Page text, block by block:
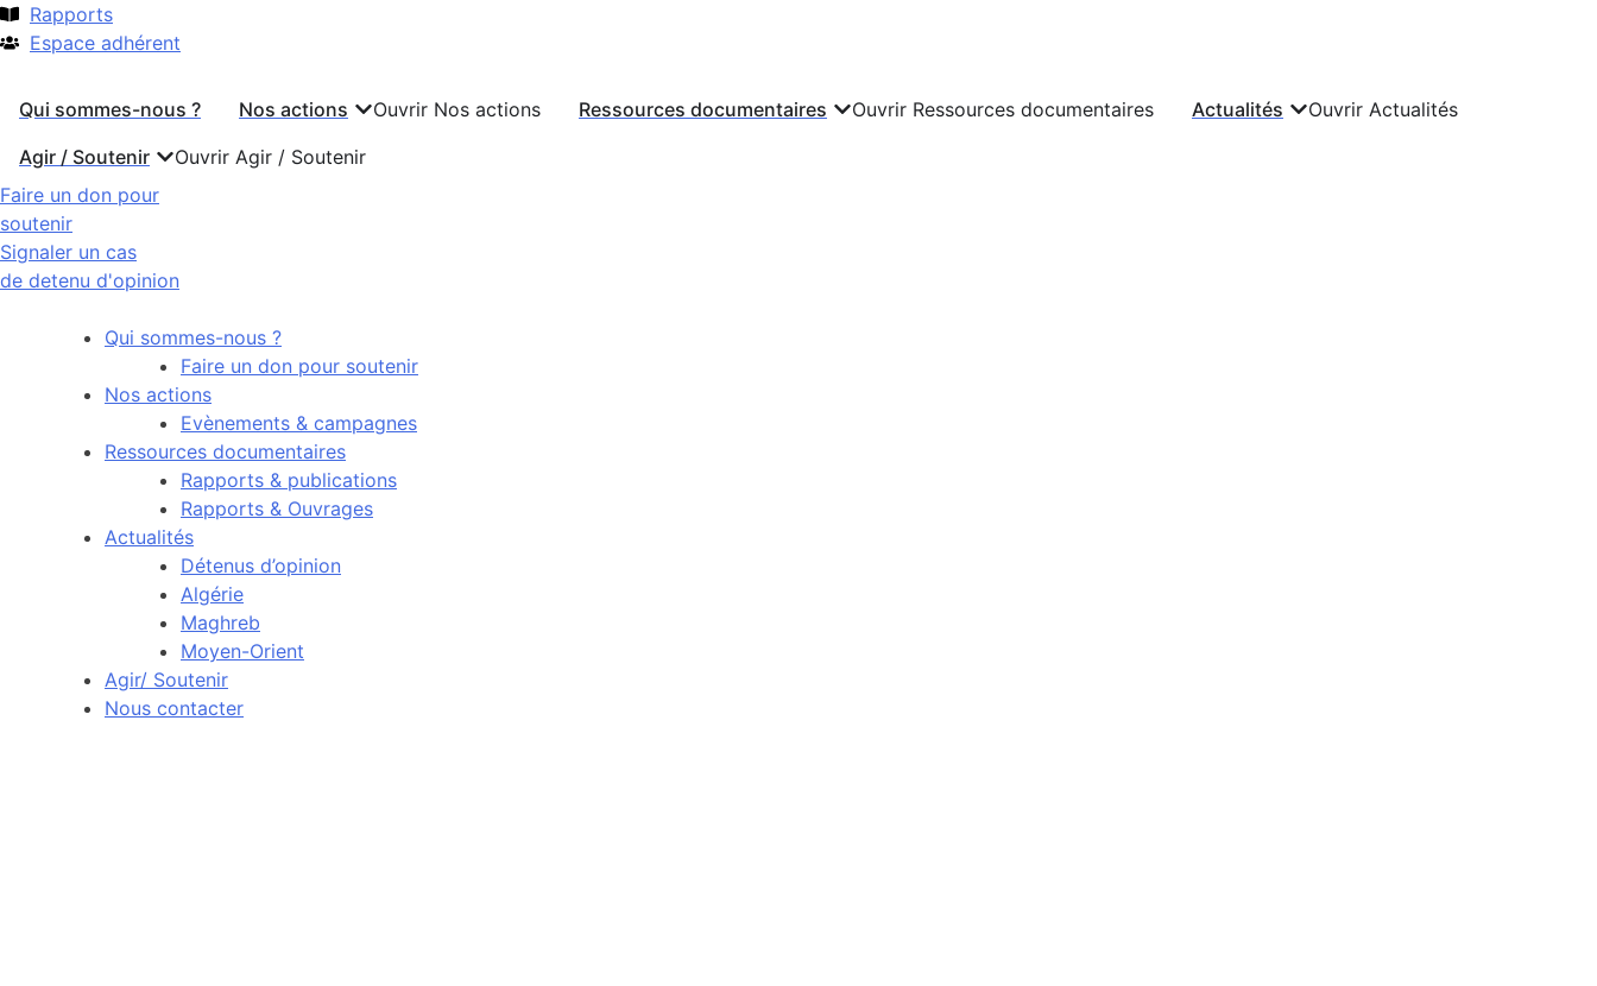
Rapports
Espace adhérent
Qui sommes-nous ? Nos actions Ouvrir Nos actions Ressources documentaires Ouvrir Ressources documentaires Actualités
Ouvrir Actualités
Agir / Soutenir
Ouvrir Agir / Soutenir
Faire un don pour
soutenir
Signaler un cas
de detenu d'opinion
Qui sommes-nous ?
Faire un don pour soutenir
Nos actions
Evènements & campagnes
Ressources documentaires
Rapports & publications
Rapports & Ouvrages
Actualités
Détenus d’opinion
Algérie
Maghreb
Moyen-Orient
Agir/ Soutenir
Nous contacter